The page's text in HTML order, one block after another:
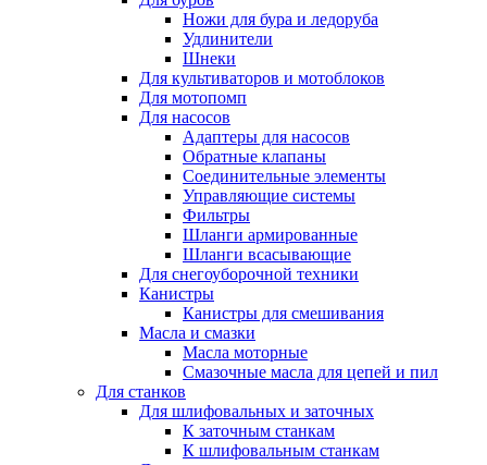
Ножи для бура и ледоруба
Удлинители
Шнеки
Для культиваторов и мотоблоков
Для мотопомп
Для насосов
Адаптеры для насосов
Обратные клапаны
Соединительные элементы
Управляющие системы
Фильтры
Шланги армированные
Шланги всасывающие
Для снегоуборочной техники
Канистры
Канистры для смешивания
Масла и смазки
Масла моторные
Смазочные масла для цепей и пил
Для станков
Для шлифовальных и заточных
К заточным станкам
К шлифовальным станкам